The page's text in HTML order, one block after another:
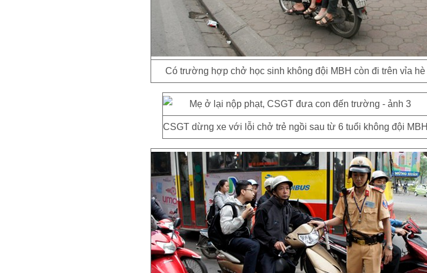
Có trường hợp chở học sinh không đội MBH còn đi trên vỉa hè
CSGT dừng xe với lỗi chở trẻ ngồi sau từ 6 tuổi không đội MBH